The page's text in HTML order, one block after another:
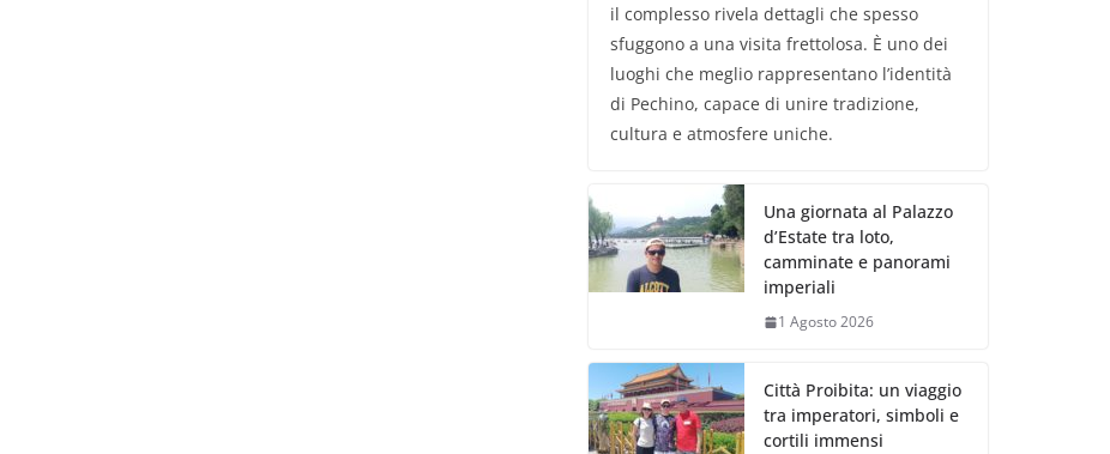
il complesso rivela dettagli che spesso
sfuggono a una visita frettolosa. È uno dei
luoghi che meglio rappresentano l’identità
di Pechino, capace di unire tradizione,
cultura e atmosfere uniche.
Una giornata al Palazzo
d’Estate tra loto,
camminate e panorami
imperiali
1 Agosto 2026
Città Proibita: un viaggio
tra imperatori, simboli e
cortili immensi